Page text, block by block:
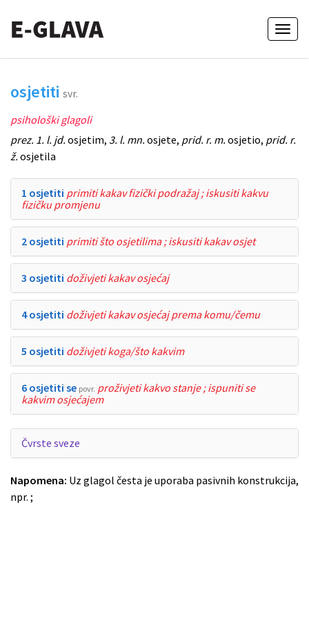
osjetiti svr.
psihološki glagoli
prez. 1. l. jd. osjetim, 3. l. mn. osjete, prid. r. m. osjetio, prid. r.
ž. osjetila
1 osjetiti primiti kakav fizički podražaj ; iskusiti kakvu
fizičku promjenu
2 osjetiti primiti što osjetilima ; iskusiti kakav osjet
3 osjetiti doživjeti kakav osjećaj
4 osjetiti doživjeti kakav osjećaj prema komu/čemu
5 osjetiti doživjeti koga/što kakvim
6 osjetiti se povr. proživjeti kakvo stanje ; ispuniti se
kakvim osjećajem
Čvrste sveze
Napomena: Uz glagol česta je uporaba pasivnih konstrukcija,
npr. ;